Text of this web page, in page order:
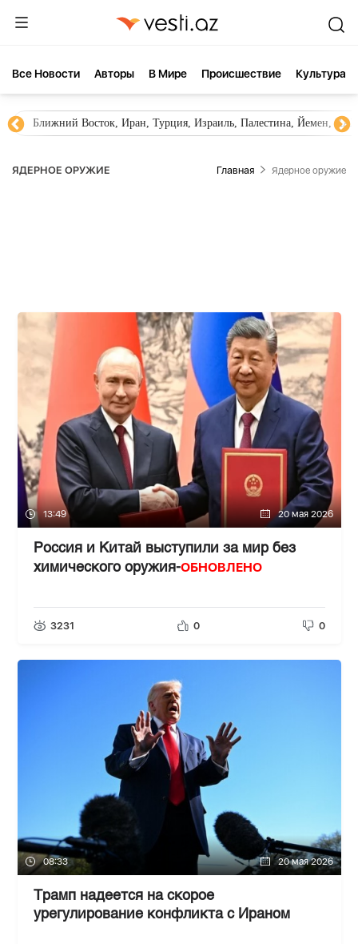
Все Новости Aвторы В Мире Происшествие Культура
Новости Азербайджана Южный Кавказ, Грузия,
ЯДЕРНОЕ ОРУЖИЕ Главная Ядерное оружие
13:49 20 мая 2026
Россия и Китай выступили за мир без
химического оружия-ОБНОВЛЕНО
3231 0 0
08:33 20 мая 2026
Трамп надеется на скорое
урегулирование конфликта с Ираном